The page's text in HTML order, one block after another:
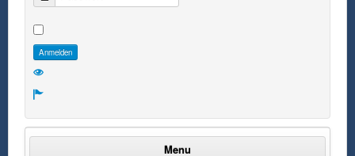
Passwort
Anmelden
Menu